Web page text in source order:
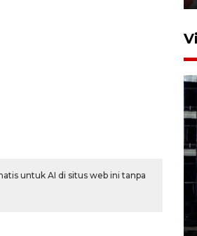
untuk AI di situs web ini tanpa
Sekolah Lewat